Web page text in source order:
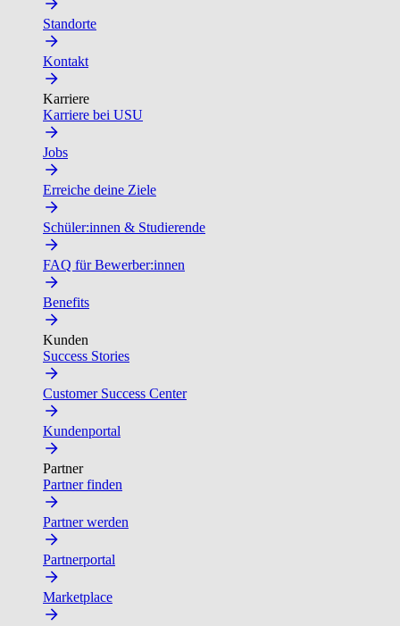
Standorte
Kontakt
Karriere
Karriere bei USU
Jobs
Erreiche deine Ziele
Schüler:innen & Studierende
FAQ für Bewerber:innen
Benefits
Kunden
Success Stories
Customer Success Center
Kundenportal
Partner
Partner finden
Partner werden
Partnerportal
Marketplace